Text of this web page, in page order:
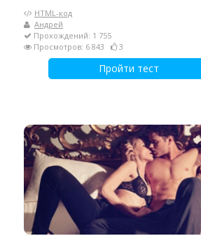
HTML-код
Андрей
Прохождений: 1 755
Просмотров: 6 843
3
Пройти тест